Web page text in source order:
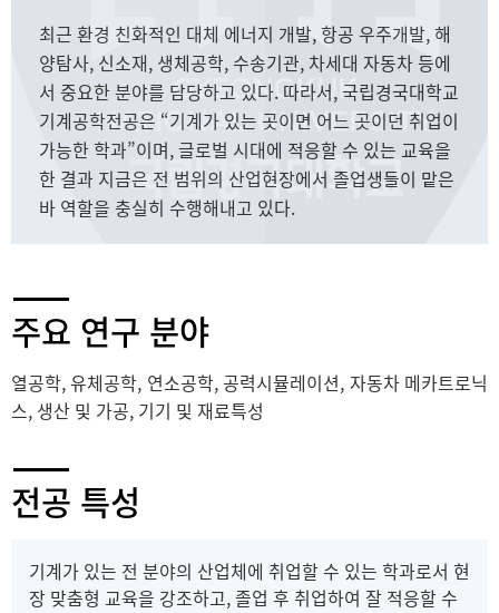
최근 환경 친화적인 대체 에너지 개발, 항공 우주개발, 해
양탐사, 신소재, 생체공학, 수송기관, 차세대 자동차 등에
서 중요한 분야를 담당하고 있다. 따라서, 국립경국대학교
기계공학전공은 “기계가 있는 곳이면 어느 곳이던 취업이
가능한 학과”이며, 글로벌 시대에 적응할 수 있는 교육을
한 결과 지금은 전 범위의 산업현장에서 졸업생들이 맡은
바 역할을 충실히 수행해내고 있다.
주요 연구 분야
열공학, 유체공학, 연소공학, 공력시뮬레이션, 자동차 메카트로닉
스, 생산 및 가공, 기기 및 재료특성
전공 특성
기계가 있는 전 분야의 산업체에 취업할 수 있는 학과로서 현
장 맞춤형 교육을 강조하고, 졸업 후 취업하여 잘 적응할 수